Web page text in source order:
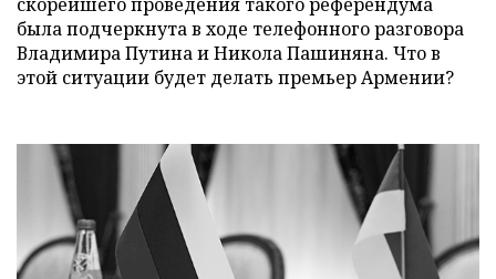
скорейшего проведения такого референдума
была подчеркнута в ходе телефонного разговора
Владимира Путина и Никола Пашиняна. Что в
этой ситуации будет делать премьер Армении?